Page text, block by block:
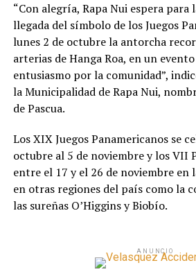
“Con alegría, Rapa Nui espera para
llegada del símbolo de los Juegos
lunes 2 de octubre la antorcha
arterias de Hanga Roa, en un
entusiasmo por la comunidad”,
la Municipalidad de Rapa Nui,
de Pascua.
Los XIX Juegos Panamericanos se
octubre al 5 de noviembre y los VII
entre el 17 y el 26 de noviembre en
en otras regiones del país como la
las sureñas O’Higgins y Biobío.
ANUNCIO